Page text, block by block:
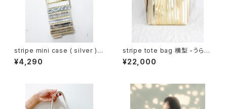
stripe mini case ( silver ) -
みなも
¥4,290
stripe tote bag 横型 -うらら
か- ( gold )
¥22,000